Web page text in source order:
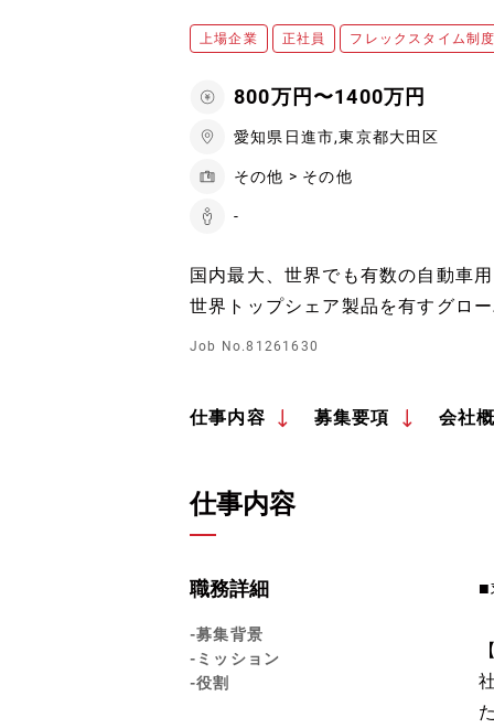
上場企業 正社員 フレックスタイム制
800万円〜1400万円
愛知県日進市,東京都大田区
その他 > その他
-
国内最大、世界でも有数の自動車
世界トップシェア製品を有すグロ
Job No.81261630
仕事内容 募集要項 会社
仕事内容
職務詳細
-募集背景
-ミッション
-役割
■